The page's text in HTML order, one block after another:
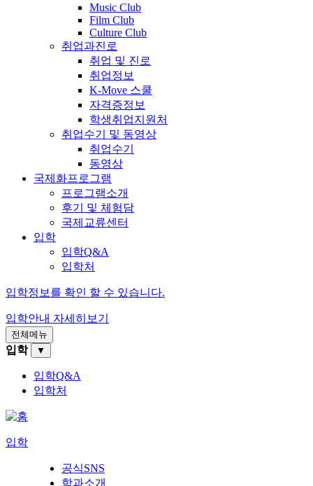
Music Club
Film Club
Culture Club
취업과진로
취업 및 진로
취업정보
K-Move 스쿨
자격증정보
학생취업지원처
취업수기 및 동영상
취업수기
동영상
국제화프로그램
프로그램소개
후기 및 체험담
국제교류센터
입학
입학Q&A
입학처
입학정보를 확인 할 수 있습니다.
입학안내 자세히보기
전체메뉴
입학 ▼
입학Q&A
입학처
입학
공식SNS
학과소개